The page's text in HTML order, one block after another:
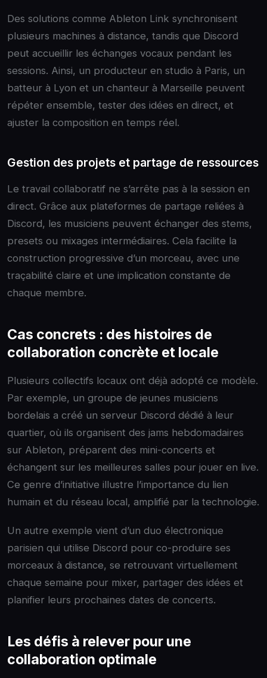
Des solutions comme Ableton Link synchronisent
plusieurs machines à distance, tandis que Discord
peut accueillir les échanges vocaux pendant les
sessions. Ainsi, un producteur en studio à Paris, un
batteur à Lyon et un chanteur à Marseille peuvent
répéter ensemble, tester des idées en direct, et
ajuster la composition en temps réel.
Gestion des projets et partage de ressources
Le travail collaboratif ne s’arrête pas à la session en
direct. Grâce aux plateformes de partage reliées à
Discord, les musiciens peuvent échanger des stems,
presets ou mixages intermédiaires. Cela facilite la
construction progressive d’un morceau, avec une
traçabilité claire et une implication constante de
chaque membre.
Cas concrets : des histoires de
collaboration concrète et locale
Plusieurs collectifs locaux ont déjà adopté ce modèle.
Par exemple, un groupe de jeunes musiciens
bordelais a créé un serveur Discord dédié à leur
quartier, où ils organisent des jams hebdomadaires
sur Ableton, préparent des mini-concerts et
échangent sur les meilleures salles pour jouer en live.
Ce genre d’initiative illustre l’importance du lien
humain et du réseau local, amplifié par la technologie.
Un autre exemple vient d’un duo électronique
parisien qui utilise Discord pour co-produire ses
morceaux à distance, se retrouvant virtuellement
chaque semaine pour mixer, partager des idées et
planifier leurs prochaines dates de concerts.
Les défis à relever pour une
collaboration optimale